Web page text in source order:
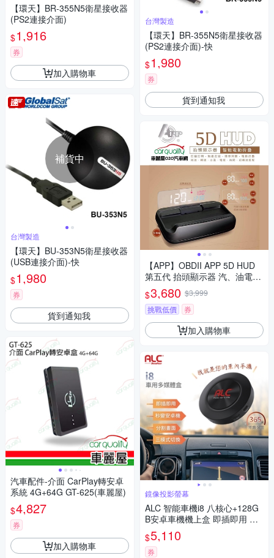
【環天】BR-355N5衛星接收器
(PS2連接介面)
$1,916
券
加入購物車
補貨中
台灣製造
【環天】BU-353N5衛星接收器
(USB連接介面)-快
$1,980
券
貨到通知我
汽車配件-介面 CarPlay轉安卓
系統 4G+64G GT-625(車麗屋)
$4,827
券
加入購物車
台灣製造
【環天】BR-355N5衛星接收器
(PS2連接介面)-快
$1,980
券
貨到通知我
【APP】OBDII APP 5D HUD
第五代 抬頭顯示器 汽、油電車
通用 送安裝(車麗屋)
$3,680 $3,999
挑戰低價
券
加入購物車
鏡像投影螢幕
ALC 智能車機i8 八核心+128G
B安卓車機機上盒 即插即用 秒
變安卓機
$5,110
券